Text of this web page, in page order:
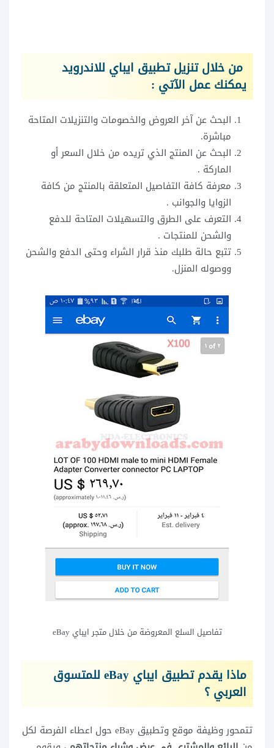
من خلال تنزيل تطبيق ايباي للاندرويد
يمكنك عمل الآتي :
البحث عن آخر العروض والخصومات والتنزيلات المتاحة
مباشرة.
البحث عن المنتج الذي تريده من خلال السعر أو
الماركة .
معرفة كافة التفاصيل المتعلقة بالمنتج من كافة
الزوايا والجوانب .
التعرف على الطرق والتسهيلات المتاحة للدفع
والشحن للمنتجات .
تتبع حالة طلبك منذ قرار الشراء وحتى الدفع والشحن
ووصوله المنزل.
تفاصيل السلع المعروضة من خلال متجر ايباي eBay
ماذا يقدم تطبيق ايباي eBay للمتسوق
العربي ؟
تتمحور وظيفة موقع وتطبيق eBay حول اعطاء الفرصة لكل